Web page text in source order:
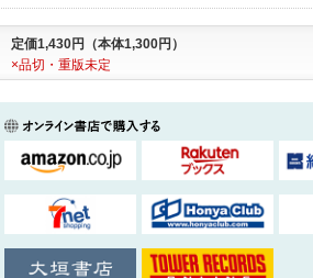
定価1,430円（本体1,300円）
×品切・重版未定